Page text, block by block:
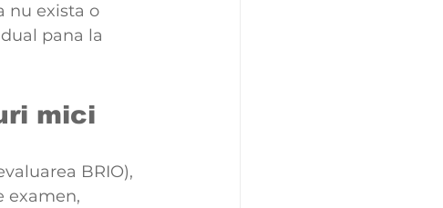
nu exista o
pana la
mici
BRIO),
examen,